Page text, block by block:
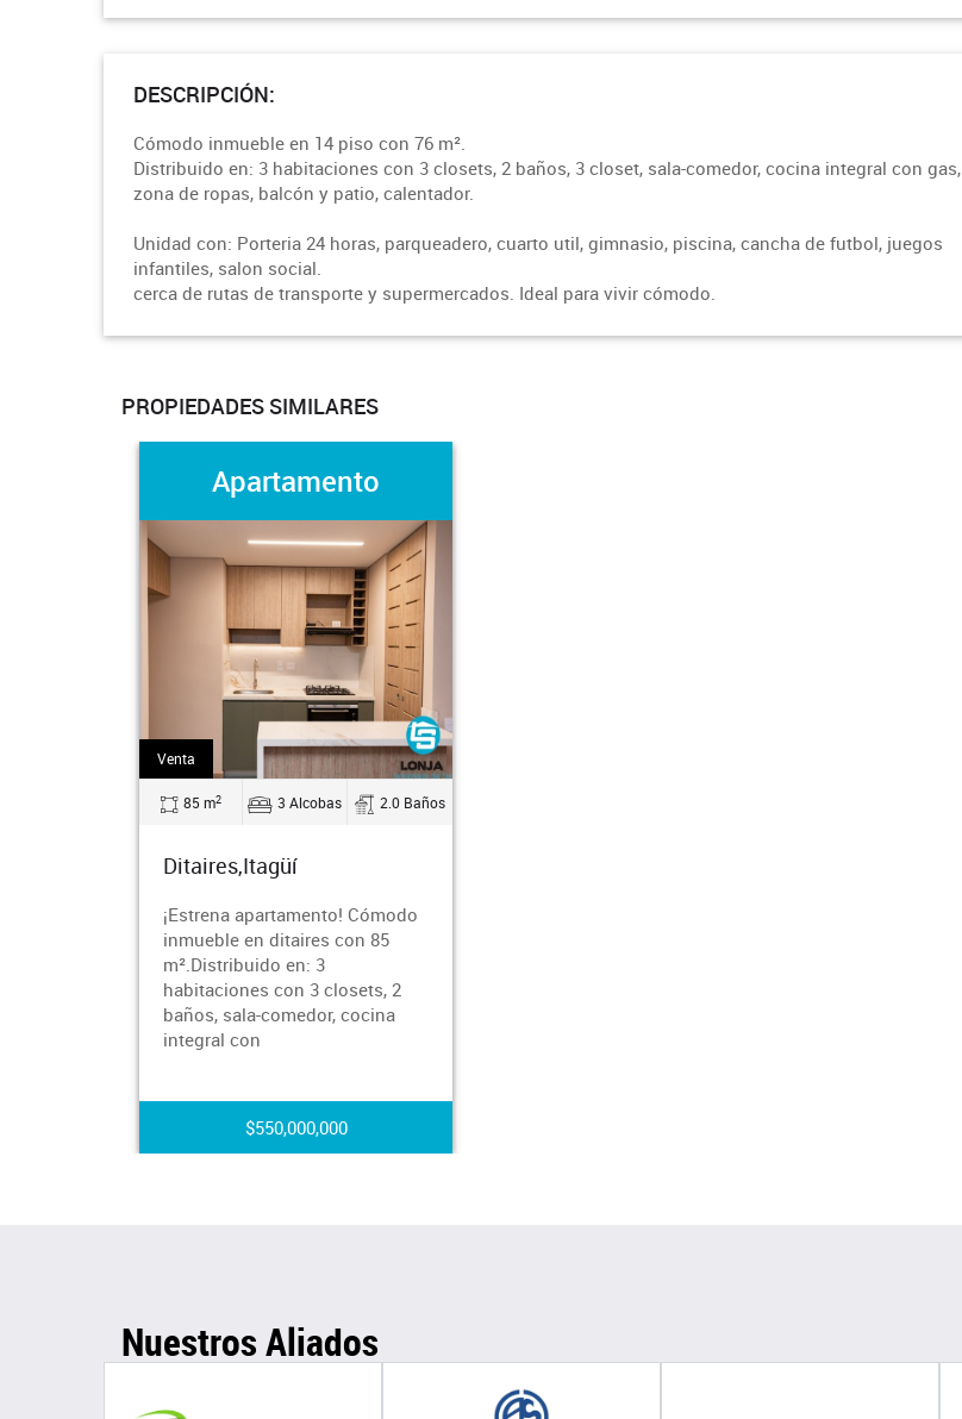
DESCRIPCIÓN:
Cómodo inmueble en 14 piso con 76 m².
Distribuido en: 3 habitaciones con 3 closets, 2 baños, 3 closet, sala-comedor, cocina integral con gas,
zona de ropas, balcón y patio, calentador.
Unidad con: Porteria 24 horas, parqueadero, cuarto util, gimnasio, piscina, cancha de futbol, juegos
infantiles, salon social.
cerca de rutas de transporte y supermercados. Ideal para vivir cómodo.
PROPIEDADES SIMILARES
Apartamento
Venta
85 m2 3 Alcobas 2.0 Baños
Ditaires,Itagüí
¡Estrena apartamento! Cómodo
inmueble en ditaires con 85
m².Distribuido en: 3
habitaciones con 3 closets, 2
baños, sala-comedor, cocina
integral con
$550,000,000
Nuestros Aliados